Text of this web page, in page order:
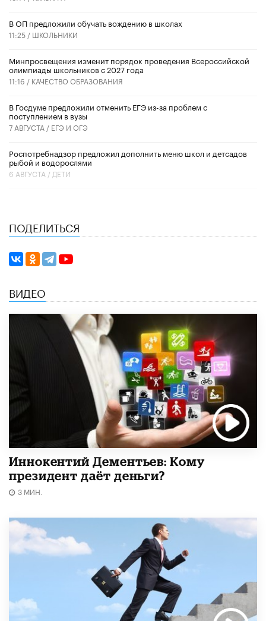
В ОП предложили обучать вождению в школах
11:25 / ШКОЛЬНИКИ
Минпросвещения изменит порядок проведения Всероссийской
олимпиады школьников с 2027 года
11:16 / КАЧЕСТВО ОБРАЗОВАНИЯ
В Госдуме предложили отменить ЕГЭ из-за проблем с
поступлением в вузы
7 АВГУСТА / ЕГЭ И ОГЭ
Роспотребнадзор предложил дополнить меню школ и детсадов
рыбой и водорослями
6 АВГУСТА / ДЕТИ
ПОДЕЛИТЬСЯ
ВИДЕО
Иннокентий Дементьев: Кому
президент даёт деньги?
3 МИН.